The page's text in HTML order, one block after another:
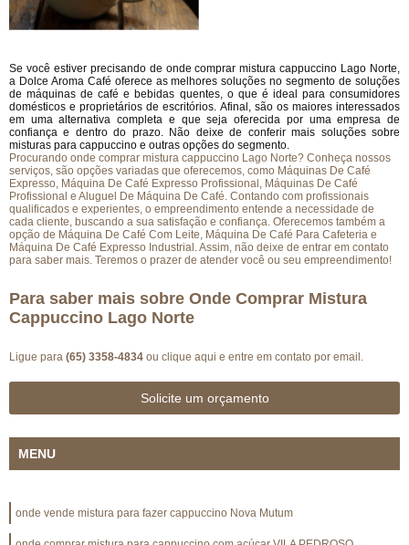
Se você estiver precisando de onde comprar mistura cappuccino Lago Norte,
a Dolce Aroma Café oferece as melhores soluções no segmento de soluções
de máquinas de café e bebidas quentes, o que é ideal para consumidores
domésticos e proprietários de escritórios. Afinal, são os maiores interessados
em uma alternativa completa e que seja oferecida por uma empresa de
confiança e dentro do prazo. Não deixe de conferir mais soluções sobre
misturas para cappuccino e outras opções do segmento.
Procurando onde comprar mistura cappuccino Lago Norte? Conheça nossos
serviços, são opções variadas que oferecemos, como Máquinas De Café
Expresso, Máquina De Café Expresso Profissional, Máquinas De Café
Profissional e Aluguel De Máquina De Café. Contando com profissionais
qualificados e experientes, o empreendimento entende a necessidade de
cada cliente, buscando a sua satisfação e confiança. Oferecemos também a
opção de Máquina De Café Com Leite, Máquina De Café Para Cafeteria e
Máquina De Café Expresso Industrial. Assim, não deixe de entrar em contato
para saber mais. Teremos o prazer de atender você ou seu empreendimento!
Para saber mais sobre Onde Comprar Mistura
Cappuccino Lago Norte
Ligue para (65) 3358-4834 ou clique aqui e entre em contato por email.
Solicite um orçamento
MENU
onde vende mistura para fazer cappuccino Nova Mutum